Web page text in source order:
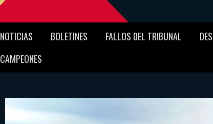
NOTICIAS BOLETINES FALLOS DEL TRIBUNAL
CAMPEONES